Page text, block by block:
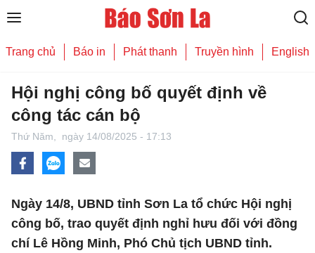
Trang chủ Báo in Phát thanh Truyền hình English
Hội nghị công bố quyết định về
công tác cán bộ
Thứ Năm, ngày 14/08/2025 - 17:13
Ngày 14/8, UBND tỉnh Sơn La tổ chức Hội nghị
công bố, trao quyết định nghỉ hưu đối với đồng
chí Lê Hồng Minh, Phó Chủ tịch UBND tỉnh.